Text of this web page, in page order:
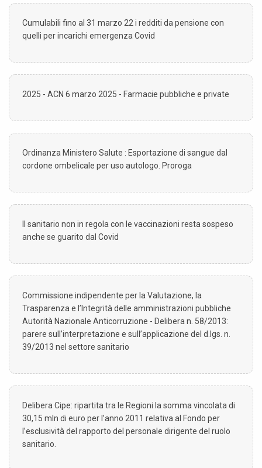
Cumulabili fino al 31 marzo 22 i redditi da pensione con
quelli per incarichi emergenza Covid
2025 - ACN 6 marzo 2025 - Farmacie pubbliche e private
Ordinanza Ministero Salute : Esportazione di sangue dal
cordone ombelicale per uso autologo. Proroga
Il sanitario non in regola con le vaccinazioni resta sospeso
anche se guarito dal Covid
Commissione indipendente per la Valutazione, la
Trasparenza e l’Integrità delle amministrazioni pubbliche
Autorità Nazionale Anticorruzione - Delibera n. 58/2013:
parere sull’interpretazione e sull’applicazione del d.lgs. n.
39/2013 nel settore sanitario
Delibera Cipe: ripartita tra le Regioni la somma vincolata di
30,15 mln di euro per l’anno 2011 relativa al Fondo per
l’esclusività del rapporto del personale dirigente del ruolo
sanitario.